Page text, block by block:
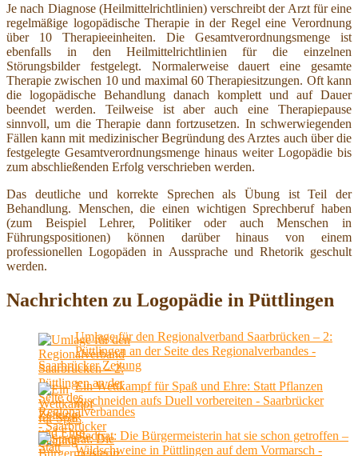
Je nach Diagnose (Heilmittelrichtlinien) verschreibt der Arzt für eine
regelmäßige logopädische Therapie in der Regel eine Verordnung
über 10 Therapieeinheiten. Die Gesamtverordnungsmenge ist
ebenfalls in den Heilmittelrichtlinien für die einzelnen
Störungsbilder festgelegt. Normalerweise dauert eine gesamte
Therapie zwischen 10 und maximal 60 Therapiesitzungen. Oft kann
die logopädische Behandlung danach komplett und auf Dauer
beendet werden. Teilweise ist aber auch eine Therapiepause
sinnvoll, um die Therapie dann fortzusetzen. In schwerwiegenden
Fällen kann mit medizinischer Begründung des Arztes auch über die
festgelegte Gesamtverordnungsmenge hinaus weiter Logopädie bis
zum abschließenden Erfolg verschrieben werden.
Das deutliche und korrekte Sprechen als Übung ist Teil der
Behandlung. Menschen, die einen wichtigen Sprechberuf haben
(zum Beispiel Lehrer, Politiker oder auch Menschen in
Führungspositionen) können darüber hinaus von einem
professionellen Logopäden in Aussprache und Rhetorik geschult
werden.
Nachrichten zu Logopädie in Püttlingen
Umlage für den Regionalverband Saarbrücken – 2:
Püttlingen an der Seite des Regionalverbandes -
Saarbrücker Zeitung
Ein Wettkampf für Spaß und Ehre: Statt Pflanzen
zuschneiden aufs Duell vorbereiten - Saarbrücker
Zeitung
Stadtrat: Die Bürgermeisterin hat sie schon getroffen –
Wildschweine in Püttlingen auf dem Vormarsch -